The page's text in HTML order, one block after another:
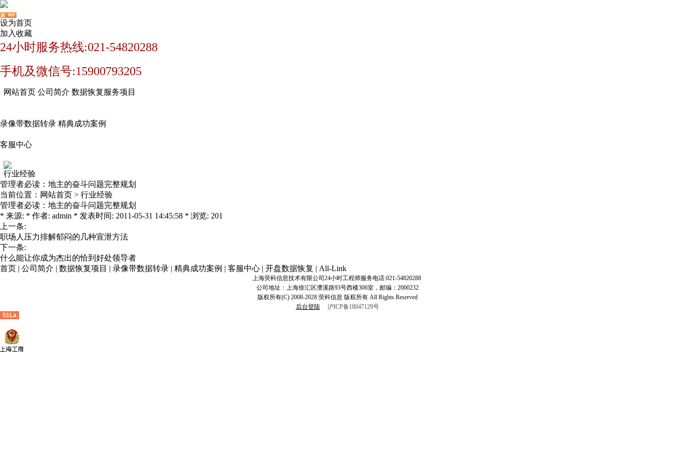
设为首页
加入收藏
24小时服务热线:021-54820288
手机及微信号:15900793205
网站首页 公司简介 数据恢复服务项目
录像带数据转录 精典成功案例
客服中心
行业经验
管理者必读：地主的奋斗问题完整规划
当前位置： 网站首页 > 行业经验
管理者必读：地主的奋斗问题完整规划
* 来源: * 作者: admin * 发表时间: 2011-05-31 14:45:58 * 浏览: 201
上一条:
职场人压力排解郁闷的几种宣泄方法
下一条:
什么能让你成为杰出的恰到好处领导者
首页 | 公司简介 | 数据恢复项目 | 录像带数据转录 | 精典成功案例 | 客服中心 | 开盘数据恢复 | All-Link
上海荧科信息技术有限公司24小时工程师服务电话:021-54820288
公司地址：上海徐汇区漕溪路93号西楼306室，邮编：2000232
版权所有(C) 2008-2028 荧科信息 版权所有 All Rights Reserved
后台登陆
沪ICP备18047129号
51La